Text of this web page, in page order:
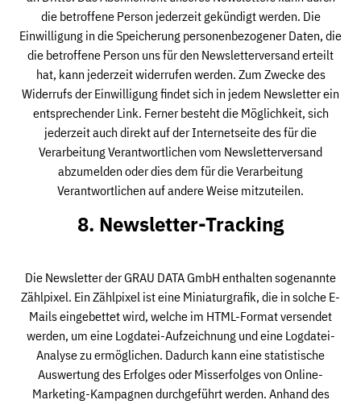
die betroffene Person jederzeit gekündigt werden. Die
Einwilligung in die Speicherung personenbezogener Daten, die
die betroffene Person uns für den Newsletterversand erteilt
hat, kann jederzeit widerrufen werden. Zum Zwecke des
Widerrufs der Einwilligung findet sich in jedem Newsletter ein
entsprechender Link. Ferner besteht die Möglichkeit, sich
jederzeit auch direkt auf der Internetseite des für die
Verarbeitung Verantwortlichen vom Newsletterversand
abzumelden oder dies dem für die Verarbeitung
Verantwortlichen auf andere Weise mitzuteilen.
8. Newsletter-Tracking
Die Newsletter der GRAU DATA GmbH enthalten sogenannte
Zählpixel. Ein Zählpixel ist eine Miniaturgrafik, die in solche E-
Mails eingebettet wird, welche im HTML-Format versendet
werden, um eine Logdatei-Aufzeichnung und eine Logdatei-
Analyse zu ermöglichen. Dadurch kann eine statistische
Auswertung des Erfolges oder Misserfolges von Online-
Marketing-Kampagnen durchgeführt werden. Anhand des